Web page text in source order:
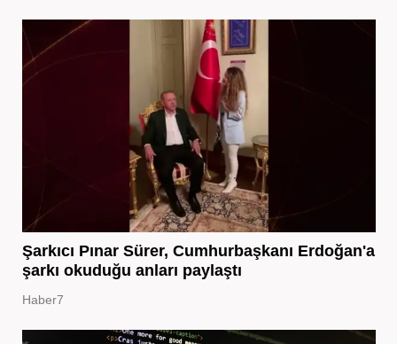
Şarkıcı Pınar Sürer, Cumhurbaşkanı Erdoğan'a
şarkı okuduğu anları paylaştı
Haber7